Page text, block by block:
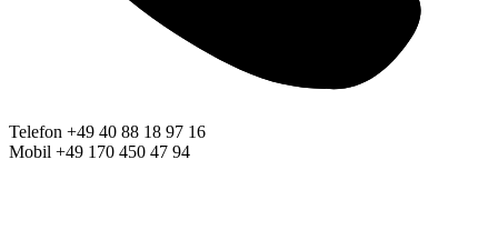
Telefon +49 40 88 18 97 16
Mobil +49 170 450 47 94